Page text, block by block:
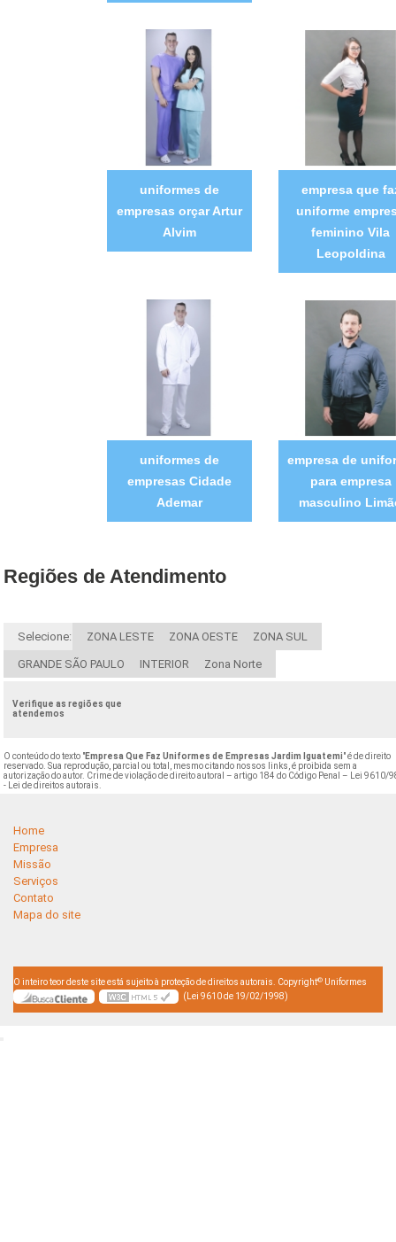
uniformes de
empresas orçar Artur
Alvim
empresa que
uniforme
feminino Vila
Leopoldina
uniformes de
empresas Cidade
Ademar
empresa de
para empresa
masculino
Regiões de Atendimento
Selecione: ZONA LESTE ZONA OESTE ZONA SUL
GRANDE SÃO PAULO INTERIOR Zona Norte
Verifique as regiões que
atendemos
O conteúdo do texto "Empresa Que Faz Uniformes de Empresas Jardim Iguatemi" é de direito
reservado. Sua reprodução, parcial ou total, mesmo citando nossos links, é proibida sem a
autorização do autor. Crime de violação de direito autoral – artigo 184 do Código Penal –
Lei 9610/
- Lei de direitos autorais
Home
Empresa
Missão
Serviços
Contato
Mapa do site
O inteiro teor deste site está sujeito à proteção de direitos autorais. Copyright© Uniformes
(Lei 9610 de 19/02/1998)